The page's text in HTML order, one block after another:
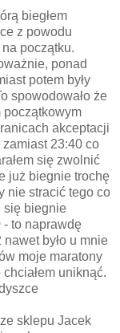
biegłem
z powodu
początku.
ponad
potem były
spowodowało że
początkowym
akceptacji
23:40 co
się zwolnić
już biegnie trochę
nie stracić tego co
się biegnie
- to naprawdę
było u mnie
moje maratony
uniknąć.
sklepu Jacek